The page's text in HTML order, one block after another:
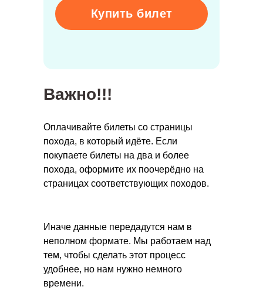
Купить билет
Важно!!!
Оплачивайте билеты со страницы
похода, в который идёте. Если
покупаете билеты на два и более
похода, оформите их поочерёдно на
страницах соответствующих походов.
Иначе данные передадутся нам в
неполном формате. Мы работаем над
тем, чтобы сделать этот процесс
удобнее, но нам нужно немного
времени.